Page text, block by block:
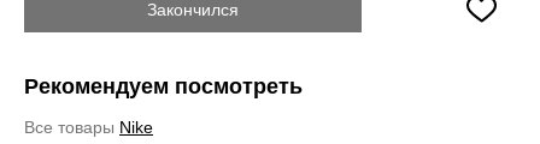
Закончился
Рекомендуем посмотреть
Все товары Nike